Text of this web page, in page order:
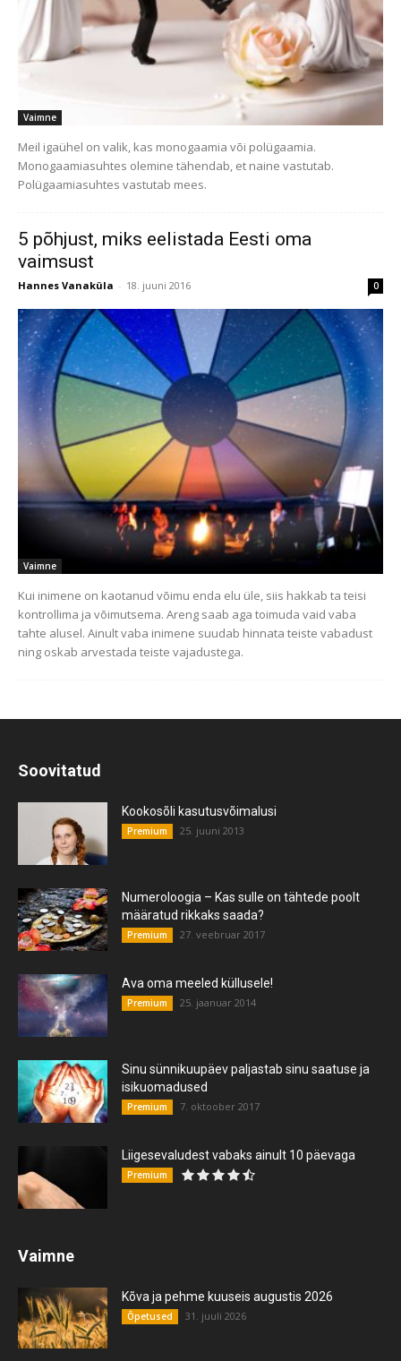
Vaimne
Meil igaühel on valik, kas monogaamia või polügaamia.
Monogaamiasuhtes olemine tähendab, et naine vastutab.
Polügaamiasuhtes vastutab mees.
5 põhjust, miks eelistada Eesti oma
vaimsust
Hannes Vanaküla - 18. juuni 2016 0
Vaimne
Kui inimene on kaotanud võimu enda elu üle, siis hakkab ta teisi
kontrollima ja võimutsema. Areng saab aga toimuda vaid vaba
tahte alusel. Ainult vaba inimene suudab hinnata teiste vabadust
ning oskab arvestada teiste vajadustega.
Soovitatud
Kookosõli kasutusvõimalusi
Premium 25. juuni 2013
Numeroloogia – Kas sulle on tähtede poolt
määratud rikkaks saada?
Premium 27. veebruar 2017
Ava oma meeled küllusele!
Premium 25. jaanuar 2014
Sinu sünnikuupäev paljastab sinu saatuse ja
isikuomadused
Premium 7. oktoober 2017
Liigesevaludest vabaks ainult 10 päevaga
Premium
Vaimne
Kõva ja pehme kuuseis augustis 2026
Õpetused 31. juuli 2026